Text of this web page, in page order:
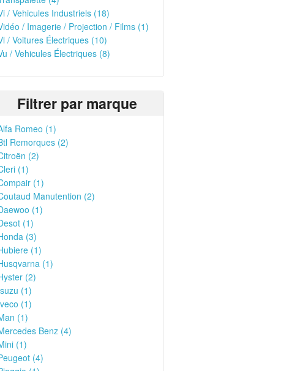
/ Vehicules Industriels (18)
/ Imagerie / Projection / Films (1)
/ Voitures Électriques (10)
/ Vehicules Électriques (8)
Filtrer par marque
Romeo (1)
Remorques (2)
(2)
(1)
(1)
Manutention (2)
(1)
(1)
(3)
(1)
(1)
(2)
(1)
(1)
(1)
Benz (4)
(1)
(4)